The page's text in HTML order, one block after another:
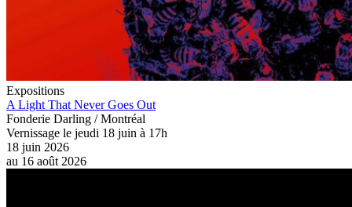
Expositions
A Light That Never Goes Out
Fonderie Darling / Montréal
Vernissage le jeudi 18 juin à 17h
18 juin 2026
au 16 août 2026